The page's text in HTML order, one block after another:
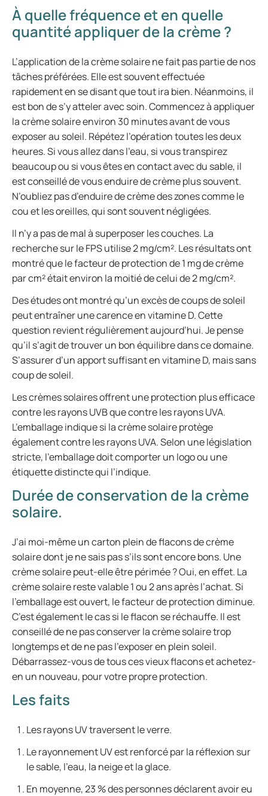
À quelle fréquence et en quelle
quantité appliquer de la crème ?
L’application de la crème solaire ne fait pas partie de nos
tâches préférées. Elle est souvent effectuée
rapidement en se disant que tout ira bien. Néanmoins, il
est bon de s’y atteler avec soin. Commencez à appliquer
la crème solaire environ 30 minutes avant de vous
exposer au soleil. Répétez l’opération toutes les deux
heures. Si vous allez dans l’eau, si vous transpirez
beaucoup ou si vous êtes en contact avec du sable, il
est conseillé de vous enduire de crème plus souvent.
N’oubliez pas d’enduire de crème des zones comme le
cou et les oreilles, qui sont souvent négligées.
Il n’y a pas de mal à superposer les couches. La
recherche sur le FPS utilise 2 mg/cm². Les résultats ont
montré que le facteur de protection de 1 mg de crème
par cm² était environ la moitié de celui de 2 mg/cm².
Des études ont montré qu’un excès de coups de soleil
peut entraîner une carence en vitamine D. Cette
question revient régulièrement aujourd’hui. Je pense
qu’il s’agit de trouver un bon équilibre dans ce domaine.
S’assurer d’un apport suffisant en vitamine D, mais sans
coup de soleil.
Les crèmes solaires offrent une protection plus efficace
contre les rayons UVB que contre les rayons UVA.
L’emballage indique si la crème solaire protège
également contre les rayons UVA. Selon une législation
stricte, l’emballage doit comporter un logo ou une
étiquette distincte qui l’indique.
Durée de conservation de la crème
solaire.
J’ai moi-même un carton plein de flacons de crème
solaire dont je ne sais pas s’ils sont encore bons. Une
crème solaire peut-elle être périmée ? Oui, en effet. La
crème solaire reste valable 1 ou 2 ans après l’achat. Si
l’emballage est ouvert, le facteur de protection diminue.
C’est également le cas si le flacon se réchauffe. Il est
conseillé de ne pas conserver la crème solaire trop
longtemps et de ne pas l’exposer en plein soleil.
Débarrassez-vous de tous ces vieux flacons et achetez-
en un nouveau, pour votre propre protection.
Les faits
Les rayons UV traversent le verre.
Le rayonnement UV est renforcé par la réflexion sur
le sable, l’eau, la neige et la glace.
En moyenne, 23 % des personnes déclarent avoir eu